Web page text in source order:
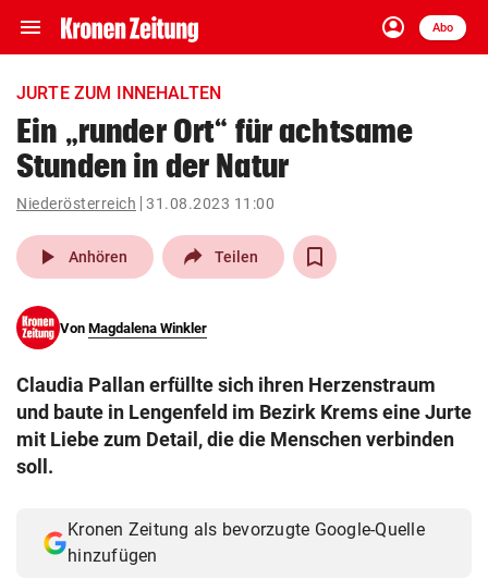
menu Navigation
ein-/ausklappen
account_circle
Anmelden
Abo
close Schließen
account_circle Anmelden
pin_drop
Wien arrow_right
search
eingeben
Muthgasse 2, 1190 Wien
JURTE ZUM INNEHALTEN
Ein „runder Ort“ für achtsame
Stunden in der Natur
Niederösterreich 31.08.2023 11:00
play_arrow Anhören Teilen
Von Magdalena Winkler
Claudia Pallan erfüllte sich ihren Herzenstraum
und baute in Lengenfeld im Bezirk Krems eine Jurte
mit Liebe zum Detail, die die Menschen verbinden
soll.
Kronen Zeitung als bevorzugte Google-Quelle
hinzufügen